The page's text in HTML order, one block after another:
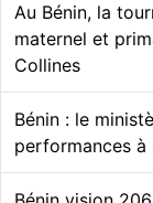
Au Bénin, la
maternel et
Collines
Bénin : le
performances